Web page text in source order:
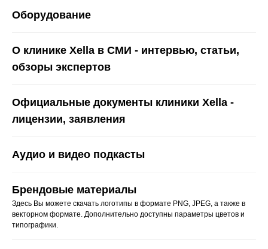
Оборудование
О клинике Xella в СМИ - интервью, статьи,
обзоры экспертов
Официальные документы клиники Xella -
лицензии, заявления
Аудио и видео подкасты
Брендовые материалы
Здесь Вы можете скачать логотипы в формате PNG, JPEG, а также в
векторном формате. Дополнительно доступны параметры цветов и
типографики.